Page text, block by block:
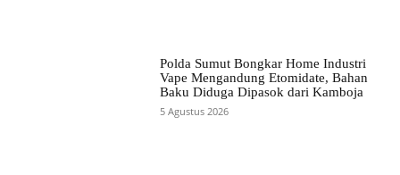
Polda Sumut Bongkar Home Industri
Vape Mengandung Etomidate, Bahan
Baku Diduga Dipasok dari Kamboja
5 Agustus 2026